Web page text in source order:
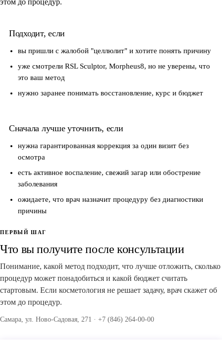
этом до процедур.
Подходит, если
вы пришли с жалобой "целлюлит" и хотите понять причину
уже смотрели RSL Sculptor, Morpheus8, но не уверены, что
это ваш метод
нужно заранее понимать восстановление, курс и бюджет
Сначала лучше уточнить, если
нужна гарантированная коррекция за один визит без
осмотра
есть активное воспаление, свежий загар или обострение
заболевания
ожидаете, что врач назначит процедуру без диагностики
причины
ПЕРВЫЙ ШАГ
Что вы получите после консультации
Понимание, какой метод подходит, что лучше отложить, сколько
процедур может понадобиться и какой бюджет считать
стартовым. Если косметология не решает задачу, врач скажет об
этом до процедур.
Самара, ул. Ново-Садовая, 271 · +7 (846) 264-00-00